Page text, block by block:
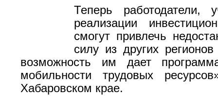
Теперь работодатели,
реализации
смогут привлечь
силу из других
возможность им дает
мобильности трудовых
Хабаровском крае.